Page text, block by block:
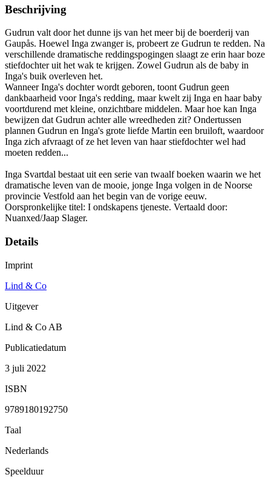
Beschrijving
Gudrun valt door het dunne ijs van het meer bij de boerderij van
Gaupås. Hoewel Inga zwanger is, probeert ze Gudrun te redden. Na
verschillende dramatische reddingspogingen slaagt ze erin haar boze
stiefdochter uit het wak te krijgen. Zowel Gudrun als de baby in
Inga's buik overleven het.
Wanneer Inga's dochter wordt geboren, toont Gudrun geen
dankbaarheid voor Inga's redding, maar kwelt zij Inga en haar baby
voortdurend met kleine, onzichtbare middelen. Maar hoe kan Inga
bewijzen dat Gudrun achter alle wreedheden zit? Ondertussen
plannen Gudrun en Inga's grote liefde Martin een bruiloft, waardoor
Inga zich afvraagt of ze het leven van haar stiefdochter wel had
moeten redden...
Inga Svartdal bestaat uit een serie van twaalf boeken waarin we het
dramatische leven van de mooie, jonge Inga volgen in de Noorse
provincie Vestfold aan het begin van de vorige eeuw.
Oorspronkelijke titel: I ondskapens tjeneste. Vertaald door:
Nuanxed/Jaap Slager.
Details
Imprint
Lind & Co
Uitgever
Lind & Co AB
Publicatiedatum
3 juli 2022
ISBN
9789180192750
Taal
Nederlands
Speelduur